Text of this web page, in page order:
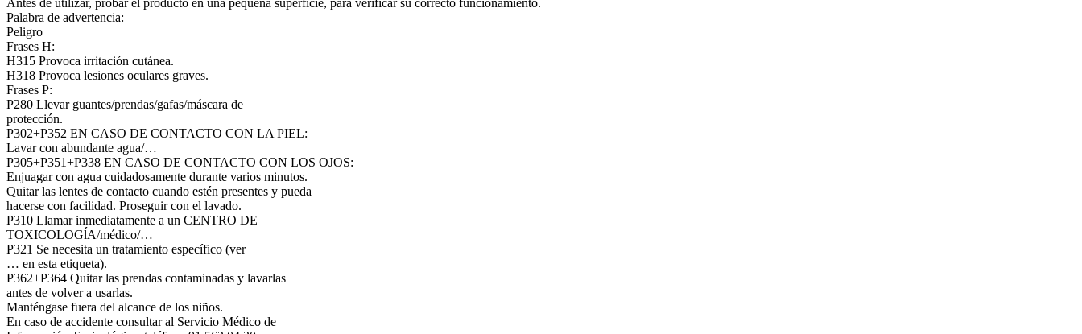
Palabra de advertencia:
Peligro
Frases H:
H315 Provoca irritación cutánea.
H318 Provoca lesiones oculares graves.
Frases P:
P280 Llevar guantes/prendas/gafas/máscara de
protección.
P302+P352 EN CASO DE CONTACTO CON LA PIEL:
Lavar con abundante agua/…
P305+P351+P338 EN CASO DE CONTACTO CON LOS OJOS:
Enjuagar con agua cuidadosamente durante varios minutos.
Quitar las lentes de contacto cuando estén presentes y pueda
hacerse con facilidad. Proseguir con el lavado.
P310 Llamar inmediatamente a un CENTRO DE
TOXICOLOGĺA/médico/…
P321 Se necesita un tratamiento específico (ver
… en esta etiqueta).
P362+P364 Quitar las prendas contaminadas y lavarlas
antes de volver a usarlas.
Manténgase fuera del alcance de los niños.
En caso de accidente consultar al Servicio Médico de